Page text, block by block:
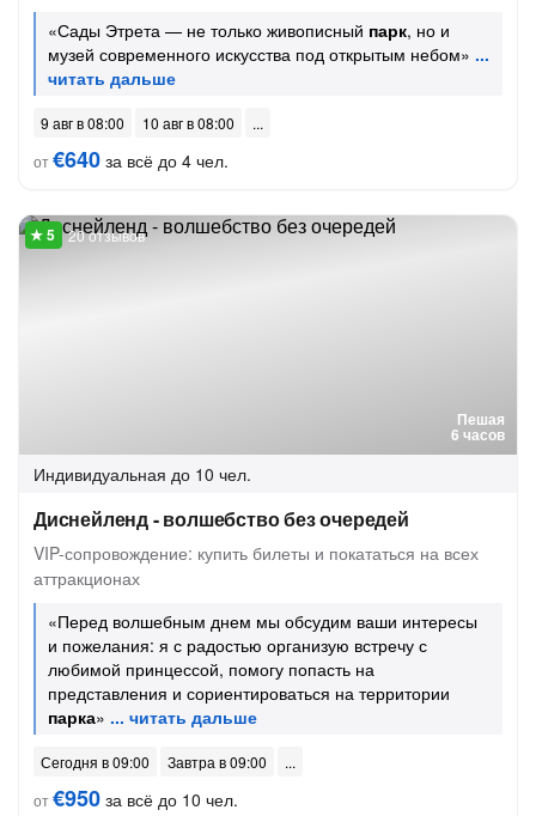
«Сады Этрета — не только живописный парк, но и
музей современного искусства под открытым небом»
9 авг в 08:00
10 авг в 08:00
от€640 за всё до 4 чел.
Пешая
6 часов
20 отзывов
Индивидуальная до 10 чел.
Диснейленд - волшебство без очередей
VIP-сопровождение: купить билеты и покататься на всех
аттракционах
«Перед волшебным днем мы обсудим ваши интересы
и пожелания: я с радостью организую встречу с
любимой принцессой, помогу попасть на
представления и сориентироваться на территории
парка»
Сегодня в 09:00
Завтра в 09:00
от€950 за всё до 10 чел.